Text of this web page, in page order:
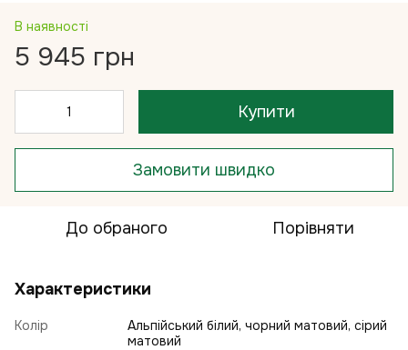
В наявності
5 945 грн
Купити
Замовити швидко
До обраного Порівняти
Характеристики
Колір
Альпійський білий, чорний матовий, сірий
матовий